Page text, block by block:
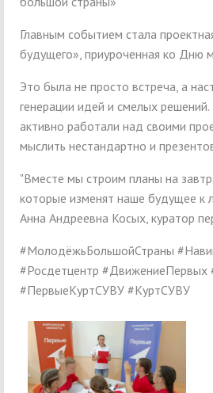
Главным событием стала
будущего», приуроченная ко Дню
Это была не просто встреча, а
генерации идей и смелых
активно работали над своими
мыслить нестандартно и
"Вместе мы строим планы на
которые изменят наше будущее к
Анна Андреевна Косых, куратор
#МолодёжьБольшойСтраны
#Росдетцентр
#ПервыеКуртСУВУ #КуртСУВУ